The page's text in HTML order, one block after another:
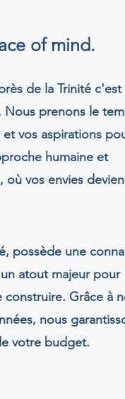
of mind.
de la Trinité
prenons le
vos aspirations
humaine et
vos envies
possède une
atout majeur pour
Grâce à
nous
votre budget.